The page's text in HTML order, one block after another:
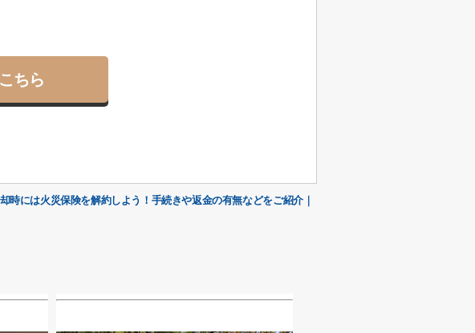
ちら
時には火災保険を解約しよう！手続きや返金の有無などをご紹介｜